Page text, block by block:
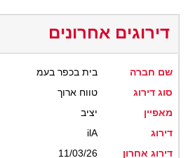
דירוגים אחרונים
שם חברה
בית בכפר בעמ
סוג דירוג
טווח ארוך
מאפיין
יציב
דירוג
ilA
דירוג אחרון
11/03/26